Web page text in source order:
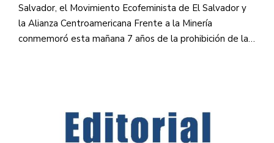
Salvador, el Movimiento Ecofeminista de El Salvador y
la Alianza Centroamericana Frente a la Minería
conmemoró esta mañana 7 años de la prohibición de la…